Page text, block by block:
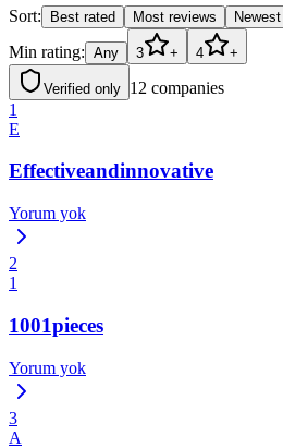
Sort: Best rated Most reviews Newest
Min rating: Any 3 + 4 +
Verified only 12 companies
1
E
Effectiveandinnovative
Yorum yok
2
1
1001pieces
Yorum yok
3
A